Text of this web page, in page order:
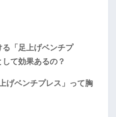
げベンチプレス」って胸